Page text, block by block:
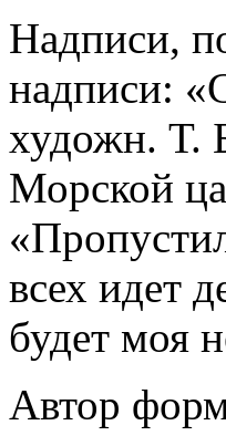
Надписи,
надписи:
художн. Т.
Морской
всех идет
будет моя
Автор